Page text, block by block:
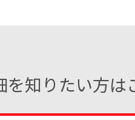
を知りたい方は